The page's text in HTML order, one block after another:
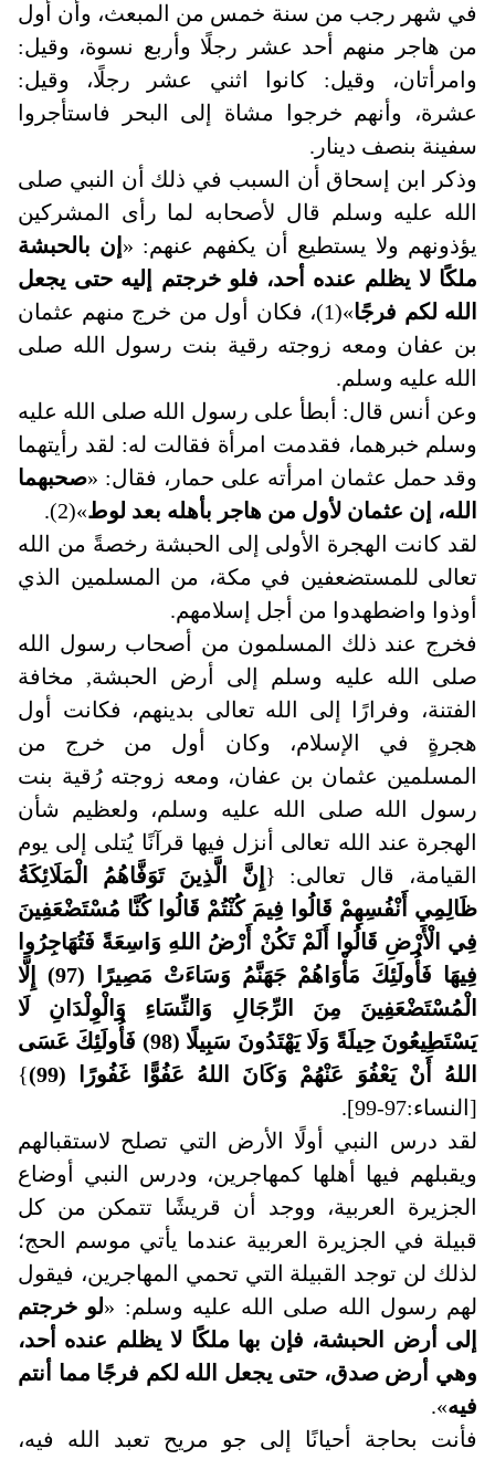
في شهر رجب من سنة خمس من المبعث، وأن أول
من هاجر منهم أحد عشر رجلًا وأربع نسوة، وقيل:
وامرأتان، وقيل: كانوا اثني عشر رجلًا، وقيل:
عشرة، وأنهم خرجوا مشاة إلى البحر فاستأجروا
سفينة بنصف دينار.
وذكر ابن إسحاق أن السبب في ذلك أن النبي صلى
الله عليه وسلم قال لأصحابه لما رأى المشركين
يؤذونهم ولا يستطيع أن يكفهم عنهم: « إن بالحبشة
ملكًا لا يظلم عنده أحد، فلو خرجتم إليه حتى يجعل
الله لكم فرجًا
»(1)، فكان أول من خرج منهم عثمان
بن عفان ومعه زوجته رقية بنت رسول الله صلى
الله عليه وسلم.
وعن أنس قال: أبطأ على رسول الله صلى الله عليه
وسلم خبرهما، فقدمت امرأة فقالت له: لقد رأيتهما
وقد حمل عثمان امرأته على حمار، فقال: «صحبهما
الله، إن عثمان لأول من هاجر بأهله بعد لوط»(2).
لقد كانت الهجرة الأولى إلى الحبشة رخصةً من الله
تعالى للمستضعفين في مكة، من المسلمين الذي
أوذوا واضطهدوا من أجل إسلامهم.
فخرج عند ذلك المسلمون من أصحاب رسول الله
صلى الله عليه وسلم إلى أرض الحبشة, مخافة
الفتنة، وفرارًا إلى الله تعالى بدينهم، فكانت أول
هجرةٍ في الإسلام، وكان أول من خرج من
المسلمين عثمان بن عفان، ومعه زوجته رُقية بنت
رسول الله صلى الله عليه وسلم، ولعظيم شأن
الهجرة عند الله تعالى أنزل فيها قرآنًا يُتلى إلى يوم
القيامة، قال تعالى: { إِنَّ الَّذِينَ تَوَفَّاهُمُ الْمَلَائِكَةُ
ظَالِمِي أَنْفُسِهِمْ قَالُوا فِيمَ كُنْتُمْ قَالُوا كُنَّا مُسْتَضْعَفِينَ
فِي الْأَرْضِ قَالُوا أَلَمْ تَكُنْ أَرْضُ اللهِ وَاسِعَةً فَتُهَاجِرُوا
فِيهَا فَأُولَئِكَ مَأْوَاهُمْ جَهَنَّمُ وَسَاءَتْ مَصِيرًا (97) إِلَّا
الْمُسْتَضْعَفِينَ مِنَ الرِّجَالِ وَالنِّسَاءِ وَالْوِلْدَانِ لَا
يَسْتَطِيعُونَ حِيلَةً وَلَا يَهْتَدُونَ سَبِيلًا (98) فَأُولَئِكَ عَسَى
اللهُ أَنْ يَعْفُوَ عَنْهُمْ وَكَانَ اللهُ عَفُوًّا غَفُورًا (99)
}
[النساء:97-99].
لقد درس النبي أولًا الأرض التي تصلح لاستقبالهم
ويقبلهم فيها أهلها كمهاجرين، ودرس النبي أوضاع
الجزيرة العربية، ووجد أن قريشًا تتمكن من كل
قبيلة في الجزيرة العربية عندما يأتي موسم الحج؛
لذلك لن توجد القبيلة التي تحمي المهاجرين، فيقول
لهم رسول الله صلى الله عليه وسلم: «لو خرجتم
إلى أرض الحبشة، فإن بها ملكًا لا يظلم عنده أحد،
وهي أرض صدق، حتى يجعل الله لكم فرجًا مما أنتم
فيه».
فأنت بحاجة أحيانًا إلى جو مريح تعبد الله فيه،